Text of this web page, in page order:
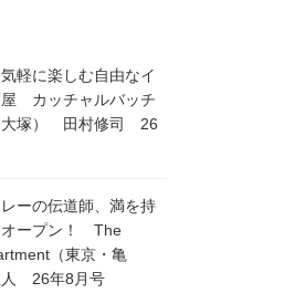
軽に楽しむ自由なイ
屋 カッチャルバッチ
大塚） 田村修司 26
ーの伝道師、満を持
オープン！ The
（東京・亀
26年8月号